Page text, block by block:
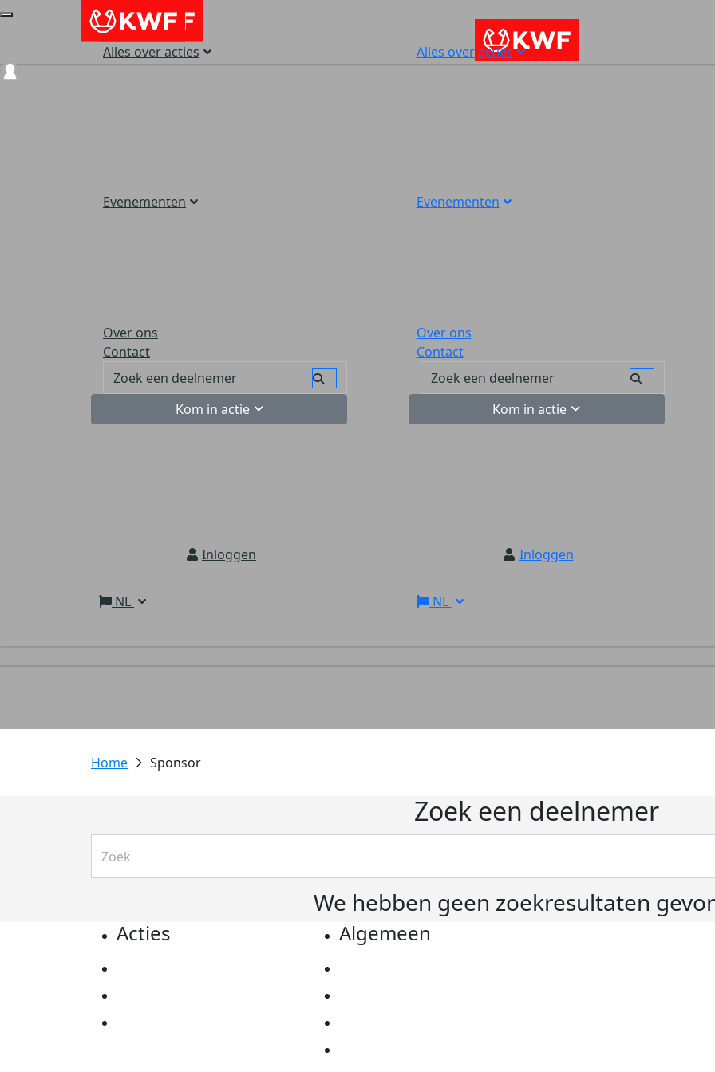
Alles over acties
Evenementen
Over ons
Contact
Kom in actie
Inloggen
NL
Alles over acties
Evenementen
Over ons
Contact
Kom in actie
Inloggen
NL
Sponsor
Zoek een deelnemer
We hebben geen zoekresultaten
Acties Algemeen